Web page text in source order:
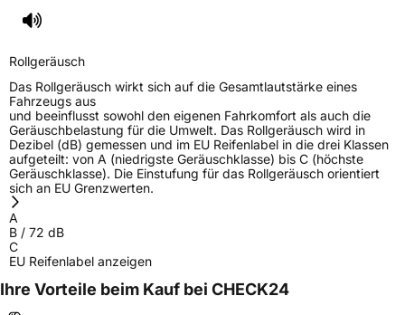
Rollgeräusch
Das Rollgeräusch wirkt sich auf die Gesamtlautstärke eines
Fahrzeugs aus
und beeinflusst sowohl den eigenen Fahrkomfort als auch die
Geräuschbelastung für die Umwelt. Das Rollgeräusch wird in
Dezibel (dB) gemessen und im EU Reifenlabel in die drei Klassen
aufgeteilt: von A (niedrigste Geräuschklasse) bis C (höchste
Geräuschklasse). Die Einstufung für das Rollgeräusch orientiert
sich an EU Grenzwerten.
A
B / 72 dB
C
EU Reifenlabel anzeigen
Ihre Vorteile beim Kauf bei CHECK24